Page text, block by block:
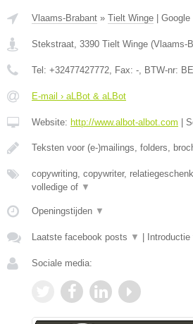
Vlaams-Brabant » Tielt Winge Google
Stekstraat, 3390 Tielt Winge (Vlaams-
Tel: +32477427772, Fax: -, BTW-nr:
E-mail › aLBot & aLBot
Website: http://www.albot-albot.com
Teksten voor (e-)mailings, folders,
copywriting, copywriter,
volledige of ▼
Openingstijden ▼
Laatste facebook posts ▼
Sociale media: